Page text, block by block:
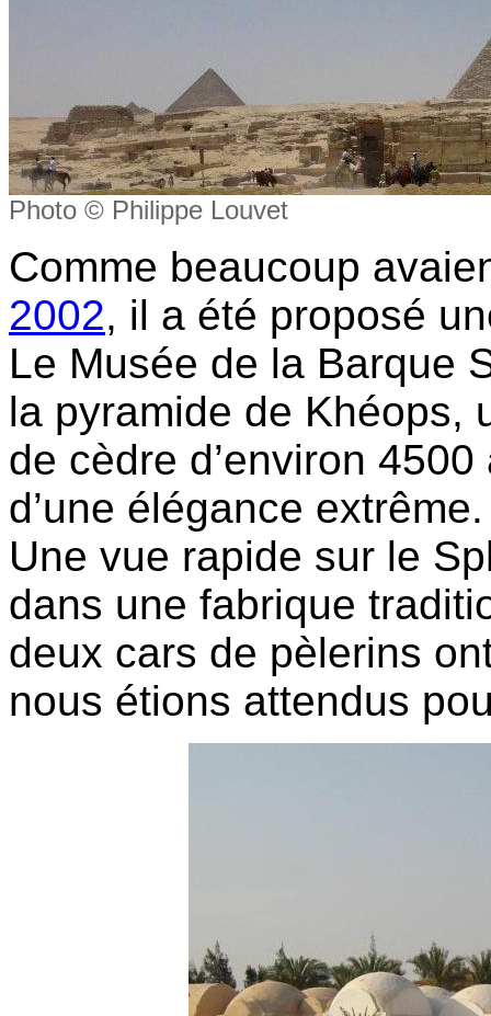
Photo © Philippe Louvet
Comme beaucoup
2002, il a été proposé
Le Musée de la Barque
la pyramide de Khéops,
de cèdre d’environ
d’une élégance extrême.
Une vue rapide sur le
dans une fabrique
deux cars de pèlerins
nous étions attendus